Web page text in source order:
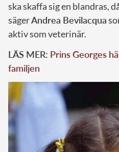
ska skaffa sig en blandras,
sägerAndrea Bevilacqua
aktiv som veterinär.
LÄS MER: Prins Georges
familjen